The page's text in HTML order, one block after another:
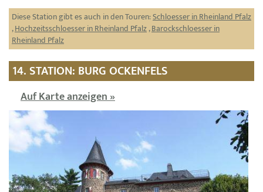
Diese Station gibt es auch in den Touren:Schloesser in Rheinland Pfalz
,Hochzeitsschloesser in Rheinland Pfalz,Barockschloesser in
Rheinland Pfalz
14. STATION: BURG OCKENFELS
Auf Karte anzeigen »